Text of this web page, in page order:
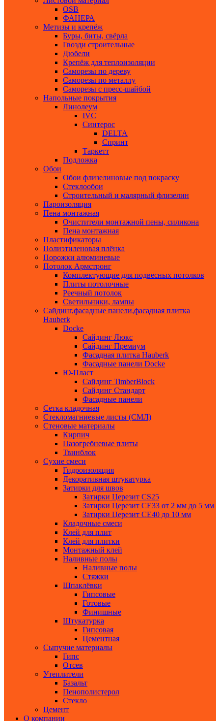
ОSB
ФАНЕРА
Метизы и крепёж
Буры, биты, свёрла
Гвозди строительные
Дюбели
Крепёж для теплоизоляции
Саморезы по дереву
Саморезы по металлу
Саморезы с пресс-шайбой
Напольные покрытия
Линолеум
IVC
Синтерос
DELTA
Спринт
Таркетт
Подложка
Обои
Обои флизелиновые под покраску
Стеклообои
Строительный и малярный флизелин
Пароизоляция
Пена монтажная
Очистители монтажной пены, силикона
Пена монтажная
Пластификаторы
Полиэтиленовая плёнка
Порожки алюминевые
Потолок Армстронг
Комплектующие для подвесных потолков
Плиты потолочные
Реечный потолок
Светильники, лампы
Сайдинг,фасадные панели,фасадная плитка
Hauberk
Docke
Сайдинг Люкс
Сайдинг Премиум
Фасадная плитка Hauberk
Фасадные панели Docke
Ю-Пласт
Сайдинг TimberBlock
Сайдинг Стандарт
Фасадные панели
Сетка кладочная
Стекломагниевые листы (СМЛ)
Стеновые материалы
Кирпич
Пазогребневые плиты
Твинблок
Сухие смеси
Гидроизоляция
Декоративная штукатурка
Затирки для швов
Затирки Церезит СS25
Затирки Церезит СЕ33 от 2 мм до 5 мм
Затирки Церезит СЕ40 до 10 мм
Кладочные смеси
Клей для плит
Клей для плитки
Монтажный клей
Наливные полы
Наливные полы
Стяжки
Шпаклёвки
Гипсовые
Готовые
Финишные
Штукатурка
Гипсовая
Цементная
Сыпучие материалы
Гипс
Отсев
Утеплители
Базальт
Пенополистерол
Стекло
Цемент
О компании